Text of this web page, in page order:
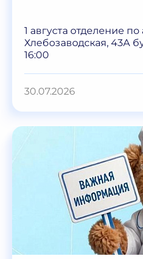
1 августа отделение по
Хлебозаводская, 43А
16:00
30.07.2026